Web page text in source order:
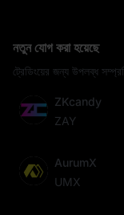
নতুন যোগ করা হয়েছে
ট্রেডিংয়ের জন্য উপলব্ধ
ZKcandy
ZAY
AurumX
UMX